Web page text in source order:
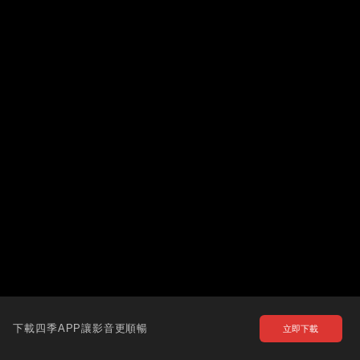
下載四季APP讓影音更順暢 立即下載